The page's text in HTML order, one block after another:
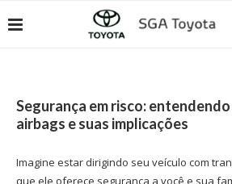
Segurança em risco:
airbags e suas implicações
Imagine estar dirigindo seu veículo com
que ele oferece segurança a você e sua